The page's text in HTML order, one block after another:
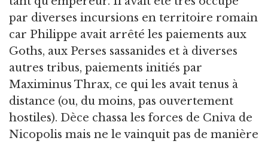
par diverses incursions en territoire romain
car Philippe avait arrêté les paiements aux
Goths, aux Perses sassanides et à diverses
autres tribus, paiements initiés par
Maximinus Thrax, ce qui les avait tenus à
distance (ou, du moins, pas ouvertement
hostiles). Dèce chassa les forces de Cniva de
Nicopolis mais ne le vainquit pas de manière